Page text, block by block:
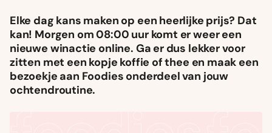
Elke dag kans maken op een heerlijke prijs? Dat
kan! Morgen om 08:00 uur komt er weer een
nieuwe winactie online. Ga er dus lekker voor
zitten met een kopje koffie of thee en maak een
bezoekje aan Foodies onderdeel van jouw
ochtendroutine.